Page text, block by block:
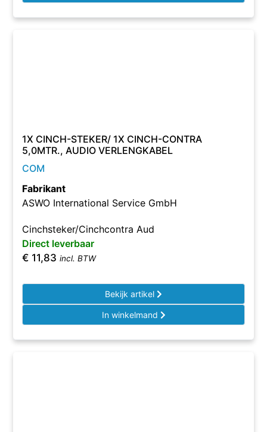
1X CINCH-STEKER/ 1X CINCH-CONTRA
5,0MTR., AUDIO VERLENGKABEL
COM
Fabrikant
ASWO International Service GmbH
Cinchsteker/Cinchcontra Aud
Direct leverbaar
€ 11,83 incl. BTW
Bekijk artikel
In winkelmand